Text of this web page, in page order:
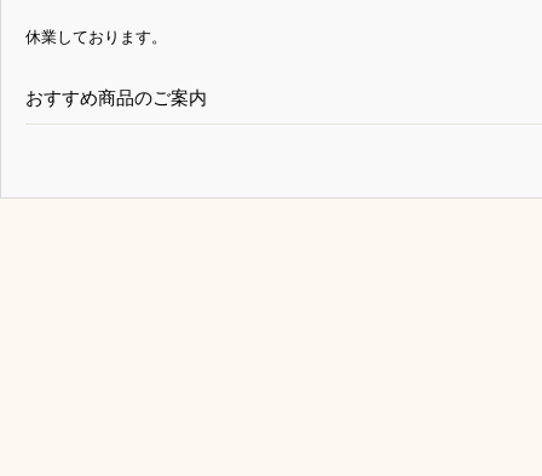
休業しております。
おすすめ商品のご案内